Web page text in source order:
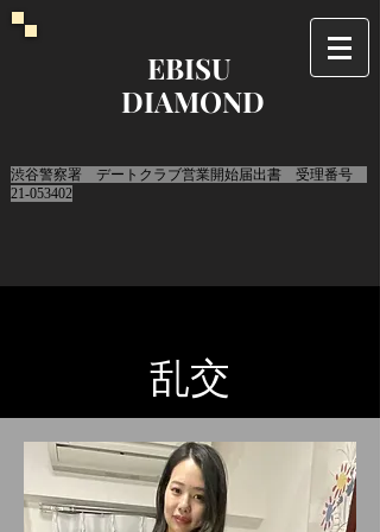
EBISU
DIAMOND
​渋谷警察署 デートクラブ営業開始届出書 受理番号
21-053402
​乱交